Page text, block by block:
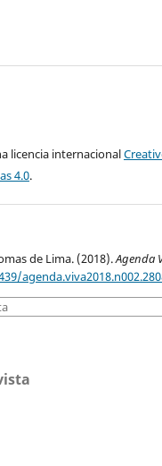
licencia internacional
4.0.
de Lima. (2018).Agenda